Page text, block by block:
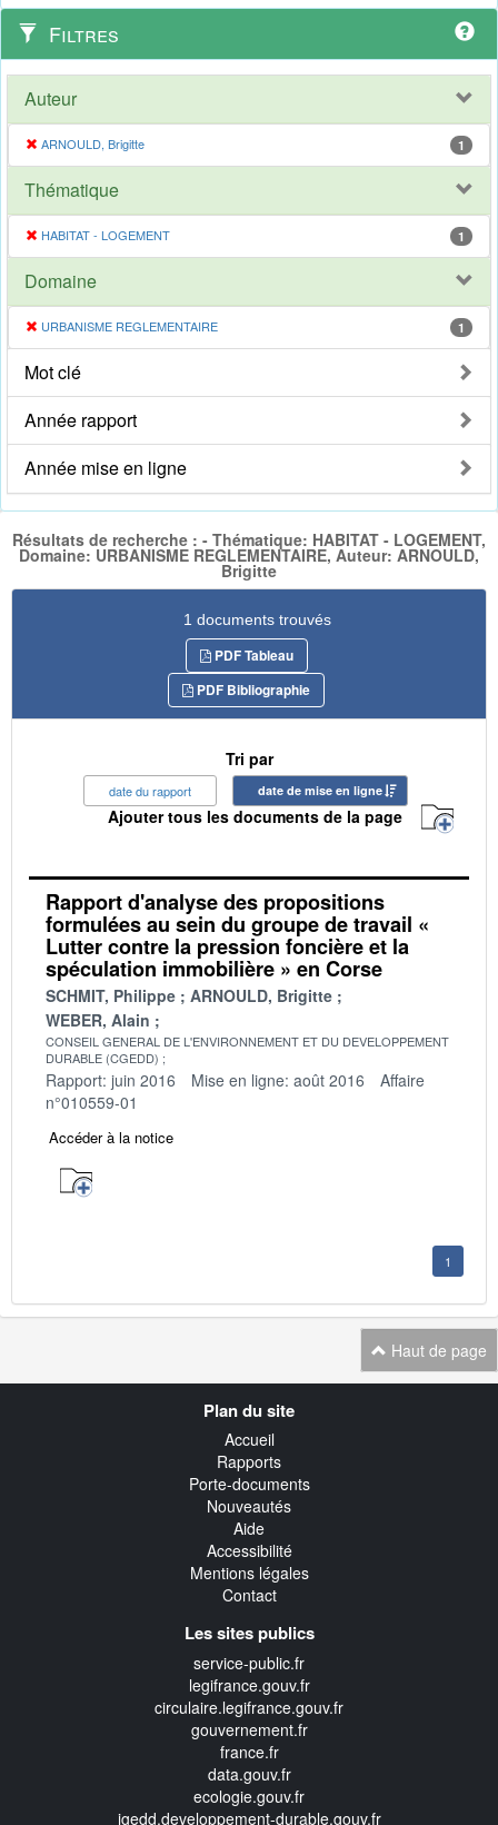
Filtres
Auteur
ARNOULD, Brigitte 1
Thématique
HABITAT - LOGEMENT 1
Domaine
URBANISME REGLEMENTAIRE 1
Mot clé
Année rapport
Année mise en ligne
Résultats de recherche : - Thématique: HABITAT - LOGEMENT,
Domaine: URBANISME REGLEMENTAIRE, Auteur: ARNOULD,
Brigitte
1 documents trouvés
PDF Tableau
PDF Bibliographie
Tri par
date du rapport date de mise en ligne
Ajouter tous les documents de la page
Rapport d'analyse des propositions
formulées au sein du groupe de travail «
Lutter contre la pression foncière et la
spéculation immobilière » en Corse
SCHMIT, Philippe
ARNOULD, Brigitte
WEBER, Alain
CONSEIL GENERAL DE L'ENVIRONNEMENT ET DU DEVELOPPEMENT
DURABLE (CGEDD)
Rapport: juin 2016 Mise en ligne: août 2016
Affaire
n°010559-01
Accéder à la notice
1
Haut de page
Plan du site
Accueil
Rapports
Porte-documents
Nouveautés
Aide
Accessibilité
Mentions légales
Contact
Les sites publics
service-public.fr
legifrance.gouv.fr
circulaire.legifrance.gouv.fr
gouvernement.fr
france.fr
data.gouv.fr
ecologie.gouv.fr
igedd.developpement-durable.gouv.fr